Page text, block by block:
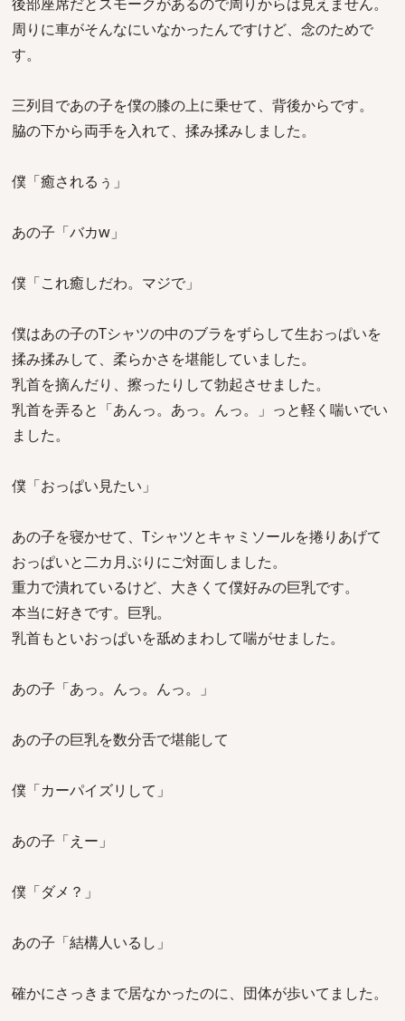
周りに車がそんなにいなかったんですけど、念のためで
す。
三列目であの子を僕の膝の上に乗せて、背後からです。
脇の下から両手を入れて、揉み揉みしました。
僕「癒されるぅ」
あの子「バカw」
僕「これ癒しだわ。マジで」
僕はあの子のTシャツの中のブラをずらして生おっぱいを
揉み揉みして、柔らかさを堪能していました。
乳首を摘んだり、擦ったりして勃起させました。
乳首を弄ると「あんっ。あっ。んっ。」っと軽く喘いでい
ました。
僕「おっぱい見たい」
あの子を寝かせて、Tシャツとキャミソールを捲りあげて
おっぱいと二カ月ぶりにご対面しました。
重力で潰れているけど、大きくて僕好みの巨乳です。
本当に好きです。巨乳。
乳首もといおっぱいを舐めまわして喘がせました。
あの子「あっ。んっ。んっ。」
あの子の巨乳を数分舌で堪能して
僕「カーパイズリして」
あの子「えー」
僕「ダメ？」
あの子「結構人いるし」
確かにさっきまで居なかったのに、団体が歩いてました。